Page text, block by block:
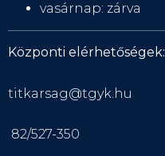
vasárnap: zárva
Központi elérhetőségek:
titkarsag@tgyk.hu
82/527-350